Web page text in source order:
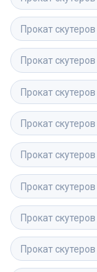
Прокат скутеров
Прокат скутеров
Прокат скутеров
Прокат скутеров
Прокат скутеров
Прокат скутеров
Прокат скутеров
Прокат скутеров